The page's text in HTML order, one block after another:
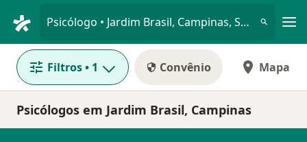
Psicólogo • Jardim Brasil, Campinas, São Paulo SP
Filtros• 1 Convênio Mapa
Psicólogos em Jardim Brasil, Campinas